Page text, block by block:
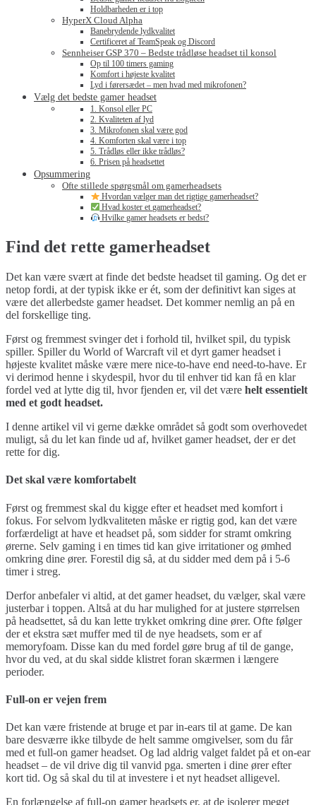
Holdbarheden er i top
HyperX Cloud Alpha
Banebrydende lydkvalitet
Certificeret af TeamSpeak og Discord
Sennheiser GSP 370 – Bedste trådløse headset til konsol
Op til 100 timers gaming
Komfort i højeste kvalitet
Lyd i førersædet – men hvad med mikrofonen?
Vælg det bedste gamer headset
1. Konsol eller PC
2. Kvaliteten af lyd
3. Mikrofonen skal være god
4. Komforten skal være i top
5. Trådløs eller ikke trådløs?
6. Prisen på headsettet
Opsummering
Ofte stillede spørgsmål om gamerheadsets
Hvordan vælger man det rigtige gamerheadset?
Hvad koster et gamerheadset?
Hvilke gamer headsets er bedst?
Find det rette gamerheadset
Det kan være svært at finde det bedste headset til gaming. Og det er
netop fordi, at der typisk ikke er ét, som der definitivt kan siges at
være det allerbedste gamer headset. Det kommer nemlig an på en
del forskellige ting.
Først og fremmest svinger det i forhold til, hvilket spil, du typisk
spiller. Spiller du World of Warcraft vil et dyrt gamer headset i
højeste kvalitet måske være mere nice-to-have end need-to-have. Er
vi derimod henne i skydespil, hvor du til enhver tid kan få en klar
fordel ved at lytte dig til, hvor fjenden er, vil det være helt essentielt
med et godt headset.
I denne artikel vil vi gerne dække området så godt som overhovedet
muligt, så du let kan finde ud af, hvilket gamer headset, der er det
rette for dig.
Det skal være komfortabelt
Først og fremmest skal du kigge efter et headset med komfort i
fokus. For selvom lydkvaliteten måske er rigtig god, kan det være
forfærdeligt at have et headset på, som sidder for stramt omkring
ørerne. Selv gaming i en times tid kan give irritationer og ømhed
omkring dine ører. Forestil dig så, at du sidder med dem på i 5-6
timer i streg.
Derfor anbefaler vi altid, at det gamer headset, du vælger, skal være
justerbar i toppen. Altså at du har mulighed for at justere størrelsen
på headsettet, så du kan lette trykket omkring dine ører. Ofte følger
der et ekstra sæt muffer med til de nye headsets, som er af
memoryfoam. Disse kan du med fordel gøre brug af til de gange,
hvor du ved, at du skal sidde klistret foran skærmen i længere
perioder.
Full-on er vejen frem
Det kan være fristende at bruge et par in-ears til at game. De kan
bare desværre ikke tilbyde de helt samme omgivelser, som du får
med et full-on gamer headset. Og lad aldrig valget faldet på et on-ear
headset – de vil drive dig til vanvid pga. smerten i dine ører efter
kort tid. Og så skal du til at investere i et nyt headset alligevel.
En forlængelse af full-on gamer headsets er, at de isolerer meget